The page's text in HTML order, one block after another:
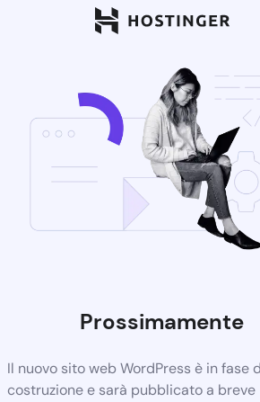
Prossimamente
Il nuovo sito web WordPress è in fase
costruzione e sarà pubblicato a breve